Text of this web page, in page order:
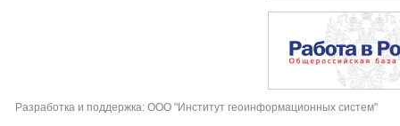
Разработка и поддержка: ООО "Институт геоинформационных систем"